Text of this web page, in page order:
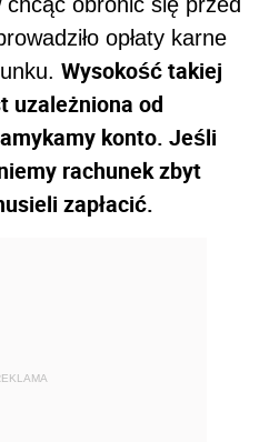
opłaty karne
Wysokość takiej
uzależniona od
konto. Jeśli
rachunek zbyt
zapłacić.